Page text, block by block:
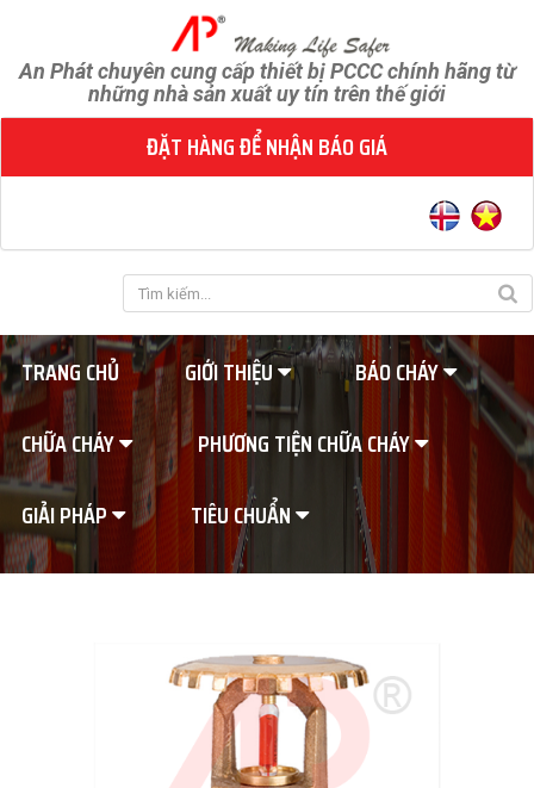
An Phát chuyên cung cấp thiết bị PCCC chính hãng từ
những nhà sản xuất uy tín trên thế giới
ĐẶT HÀNG ĐỂ NHẬN BÁO GIÁ
TRANG CHỦ GIỚI THIỆU
BÁO CHÁY
CHỮA CHÁY
PHƯƠNG TIỆN CHỮA CHÁY
GIẢI PHÁP
TIÊU CHUẨN